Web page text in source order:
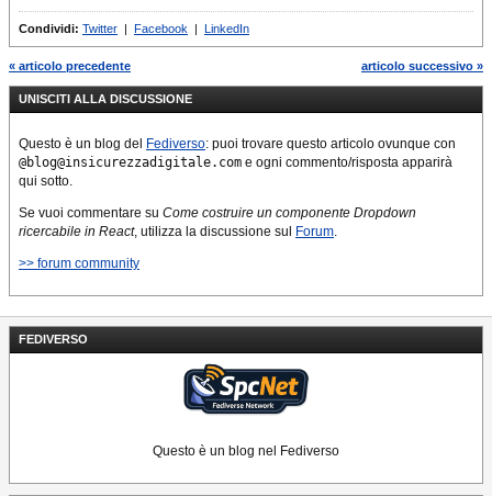
FEDIVERSO
Questo è un blog nel Fediverso
Condividi: Twitter | Facebook | LinkedIn
« articolo precedente articolo successivo »
UNISCITI ALLA DISCUSSIONE
Questo è un blog del Fediverso: puoi trovare questo articolo ovunque con
@blog@insicurezzadigitale.com e ogni commento/risposta apparirà
qui sotto.
Se vuoi commentare su Come costruire un componente Dropdown
ricercabile in React, utilizza la discussione sul Forum.
>> forum community